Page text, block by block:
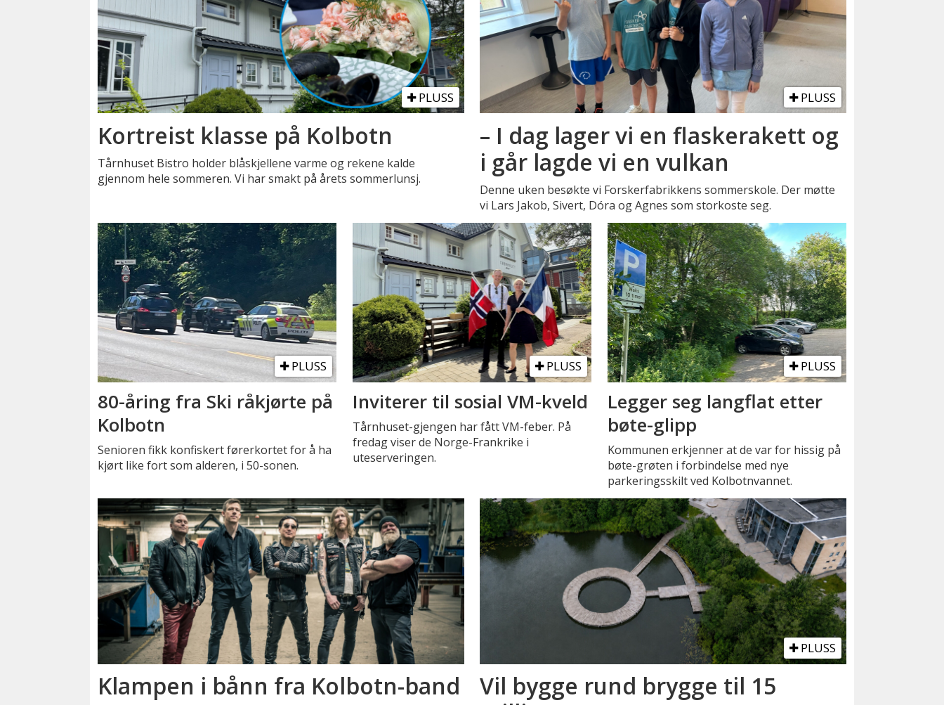
PLUSS
Kortreist klasse på Kolbotn
Tårnhuset Bistro holder blåskjellene varme og rekene kalde
gjennom hele sommeren. Vi har smakt på årets sommerlunsj.
PLUSS
– I dag lager vi en flaskerakett og
i går lagde vi en vulkan
Denne uken besøkte vi Forskerfabrikkens sommerskole. Der møtte
vi Lars Jakob, Sivert, Dóra og Agnes som storkoste seg.
PLUSS
80-åring fra Ski råkjørte på
Kolbotn
Senioren fikk konfiskert førerkortet for å ha
kjørt like fort som alderen, i 50-sonen.
PLUSS
Inviterer til sosial VM-kveld
Tårnhuset-gjengen har fått VM-feber. På
fredag viser de Norge-Frankrike i
uteserveringen.
PLUSS
Legger seg langflat etter
bøte-glipp
Kommunen erkjenner at de var for hissig på
bøte-grøten i forbindelse med nye
parkeringsskilt ved Kolbotnvannet.
Klampen i bånn fra Kolbotn-band
PLUSS
Vil bygge rund brygge til 15